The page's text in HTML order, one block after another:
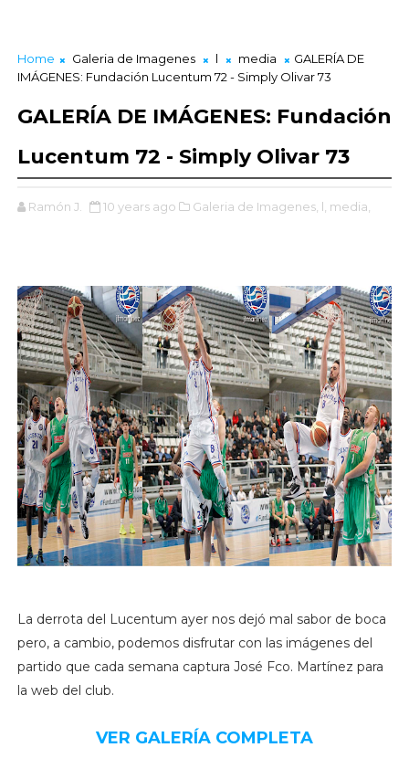
Home Galeria de Imagenes l media
GALERÍA DE
IMÁGENES: Fundación Lucentum 72 - Simply Olivar 73
GALERÍA DE IMÁGENES: Fundación
Lucentum 72 - Simply Olivar 73
Ramón J. 10 years ago Galeria de Imagenes, l, media,
La derrota del Lucentum ayer nos dejó mal sabor de boca
pero, a cambio, podemos disfrutar con las imágenes del
partido que cada semana captura José Fco. Martínez para
la web del club.
VER GALERÍA COMPLETA